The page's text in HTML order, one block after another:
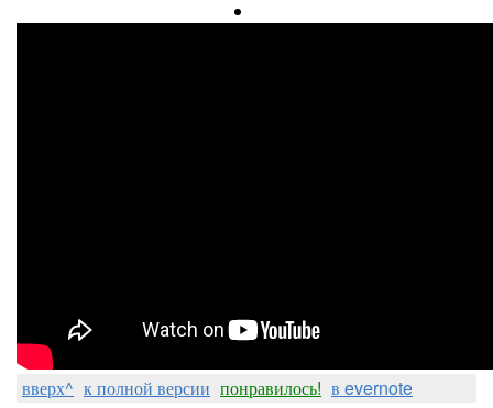
вверх^ к полной версии понравилось! в evernote